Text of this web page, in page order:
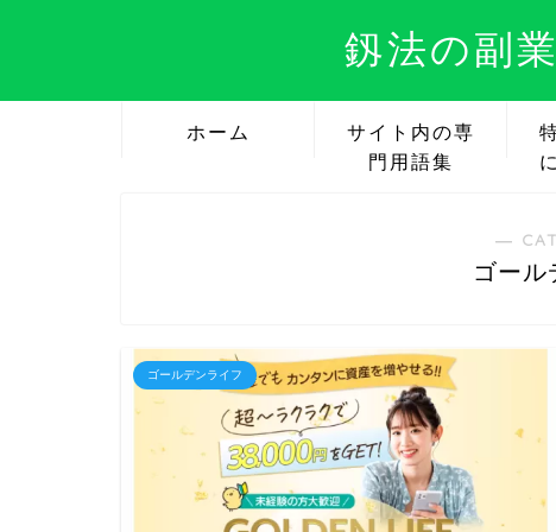
釼法の副
ホーム
サイト内の専
門用語集
―
ゴール
ゴールデンライフ